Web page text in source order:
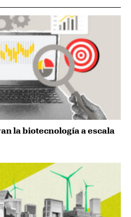
la biotecnología a escala